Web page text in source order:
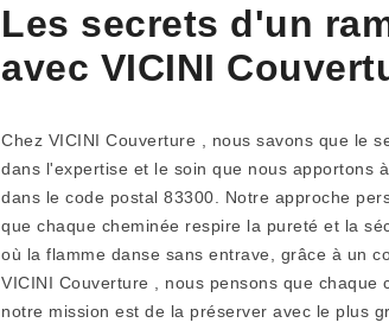
Les secrets d'un
avec VICINI
Chez VICINI Couverture , nous savons que le
dans l'expertise et le soin que nous apportons
dans le code postal 83300. Notre approche
que chaque cheminée respire la pureté et la
où la flamme danse sans entrave, grâce à un
VICINI Couverture , nous pensons que chaque
notre mission est de la préserver avec le plus